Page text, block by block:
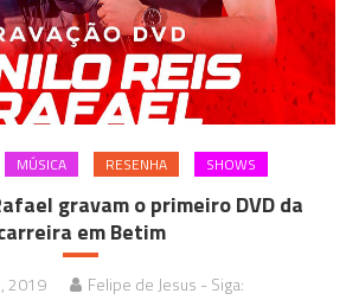
MÚSICA RESENHA SHOWS
gravam o primeiro DVD da
em Betim
2019
Felipe de Jesus - Siga: